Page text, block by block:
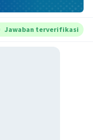
Jawaban terverifikasi